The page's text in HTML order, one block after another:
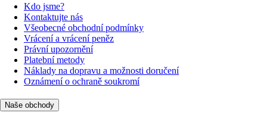
Kdo jsme?
Kontaktujte nás
Všeobecné obchodní podmínky
Vrácení a vrácení peněz
Právní upozornění
Platební metody
Náklady na dopravu a možnosti doručení
Oznámení o ochraně soukromí
Naše obchody